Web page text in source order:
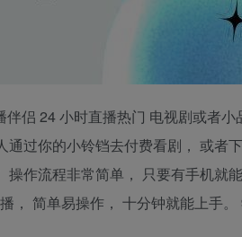
侣 24 小时直播热门 电视剧或者小
过你的小铃铛去付费看剧， 或者
作流程非常简单， 只要有手机就
简单易操作， 十分钟就能上手。